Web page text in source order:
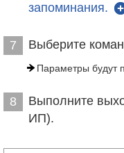
запоминания.
7 Выберите
Параметры будут
8
Выполните
ИП).